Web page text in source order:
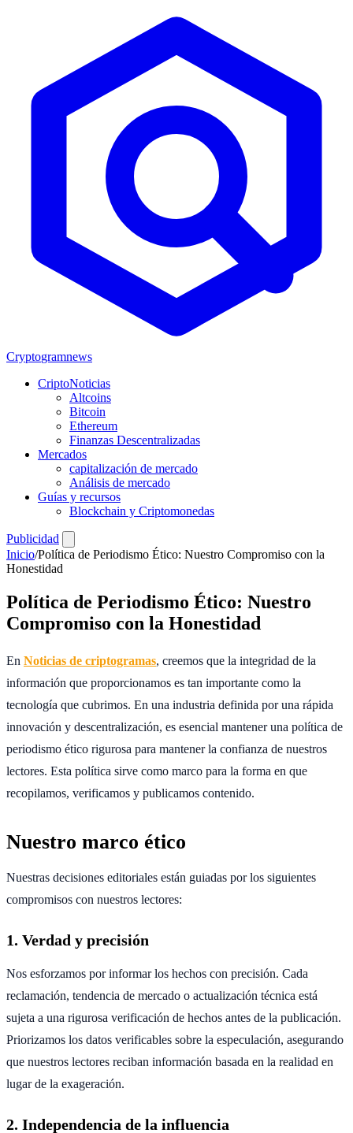
Cryptogramnews
CriptoNoticias
Altcoins
Bitcoin
Ethereum
Finanzas Descentralizadas
Mercados
capitalización de mercado
Análisis de mercado
Guías y recursos
Blockchain y Criptomonedas
Publicidad
Inicio/Política de Periodismo Ético: Nuestro Compromiso con la
Honestidad
Política de Periodismo Ético: Nuestro
Compromiso con la Honestidad
En Noticias de criptogramas, creemos que la integridad de la
información que proporcionamos es tan importante como la
tecnología que cubrimos. En una industria definida por una rápida
innovación y descentralización, es esencial mantener una política de
periodismo ético rigurosa para mantener la confianza de nuestros
lectores. Esta política sirve como marco para la forma en que
recopilamos, verificamos y publicamos contenido.
Nuestro marco ético
Nuestras decisiones editoriales están guiadas por los siguientes
compromisos con nuestros lectores:
1. Verdad y precisión
Nos esforzamos por informar los hechos con precisión. Cada
reclamación, tendencia de mercado o actualización técnica está
sujeta a una rigurosa verificación de hechos antes de la publicación.
Priorizamos los datos verificables sobre la especulación, asegurando
que nuestros lectores reciban información basada en la realidad en
lugar de la exageración.
2. Independencia de la influencia